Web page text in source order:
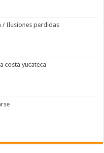
/ Ilusiones perdidas
costa yucateca